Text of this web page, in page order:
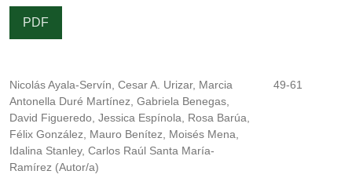
PDF
Nicolás Ayala-Servín, Cesar A. Urizar, Marcia
Antonella Duré Martínez, Gabriela Benegas,
David Figueredo, Jessica Espínola, Rosa Barúa,
Félix González, Mauro Benítez, Moisés Mena,
Idalina Stanley, Carlos Raúl Santa María-
Ramírez (Autor/a)
49-61